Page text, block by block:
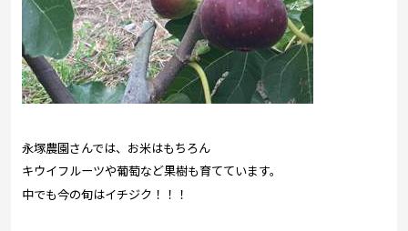
永塚農園さんでは、お米はもちろん
キウイフルーツや葡萄など果樹も育てています。
中でも今の旬はイチジク！！！